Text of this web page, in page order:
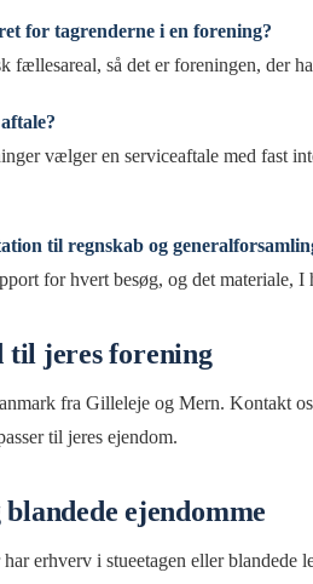
for tagrenderne i en forening?
fællesareal, så det er foreningen, der
vælger en serviceaftale med fast
til regnskab og
for hvert besøg, og det materiale,
til jeres forening
fra Gilleleje og Mern. Kontakt
til jeres ejendom.
ejendomme
erhverv i stueetagen eller